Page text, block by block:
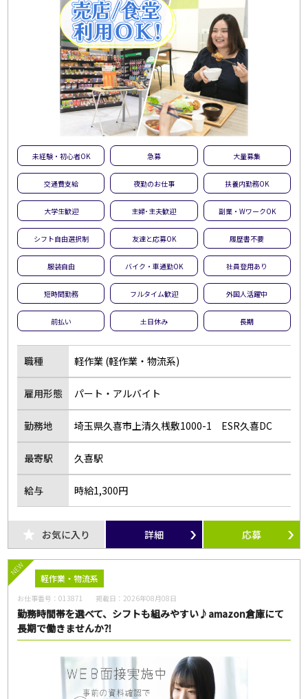
未経験・初心者OK 急募 大量募集
交通費支給 夜勤のお仕事 扶養内勤務OK
大学生歓迎 主婦･主夫歓迎 副業・WワークOK
シフト自由選択制 友達と応募OK 履歴書不要
服装自由 バイク・車通勤OK 社員登用あり
短時間勤務 フルタイム歓迎 外国人活躍中
前払い 土日休み 長期
職種 軽作業 (軽作業・物流系)
雇用形態 パート・アルバイト
勤務地 埼玉県久喜市上清久桟敷1000-1 ESR久喜DC
最寄駅 久喜駅
給与 時給1,300円
お気に入り 詳細 応募
NEW
軽作業・物流系
お仕事番号：013871 掲載日： 2026年08月08日
勤務時間帯を選べて、シフトも組みやすい♪amazon倉庫にて
長期で働きませんか⁈